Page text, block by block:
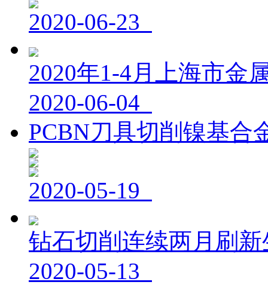
2020-06-23
2020年1-4月上海市金
2020-06-04
PCBN刀具切削镍基合
2020-05-19
钻石切削连续两月刷
2020-05-13